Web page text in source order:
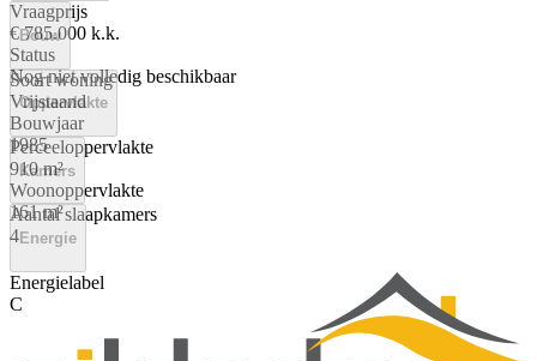
Vraagprijs
€ 785.000 k.k.
Status
Nog niet volledig beschikbaar
Bouw
Soort woning
Vrijstaand
Bouwjaar
1985
Oppervlakte
Perceeloppervlakte
910 m²
Woonoppervlakte
161 m²
Kamers
Aantal slaapkamers
4 Energie
Energielabel
C